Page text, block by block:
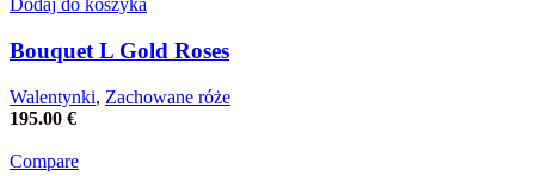
Dodaj do koszyka
Bouquet L Gold Roses
Walentynki, Zachowane róże
195.00 €
Compare